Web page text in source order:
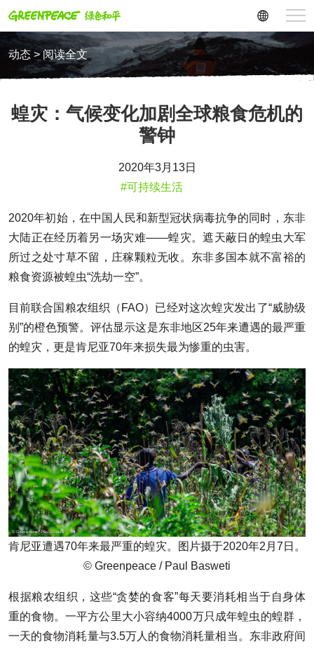
动态 > 阅读全文
蝗灾：气候变化加剧全球粮食危机的
警钟
2020年3月13日
#可持续生活
2020年初始，在中国人民和新型冠状病毒抗争的同时，东非
大陆正在经历着另一场灾难——蝗灾。遮天蔽日的蝗虫大军
所过之处寸草不留，庄稼颗粒无收。东非多国本就不富裕的
粮食资源被蝗虫“洗劫一空”。
目前联合国粮农组织（FAO）已经对这次蝗灾发出了“威胁级
别”的橙色预警。评估显示这是东非地区25年来遭遇的最严重
的蝗灾，更是肯尼亚70年来损失最为惨重的虫害。
肯尼亚遭遇70年来最严重的蝗灾。图片摄于2020年2月7日。
© Greenpeace / Paul Basweti
根据粮农组织，这些“贪婪的食客”每天要消耗相当于自身体
重的食物。一平方公里大小容纳4000万只成年蝗虫的蝗群，
一天的食物消耗量与3.5万人的食物消耗量相当。东非政府间